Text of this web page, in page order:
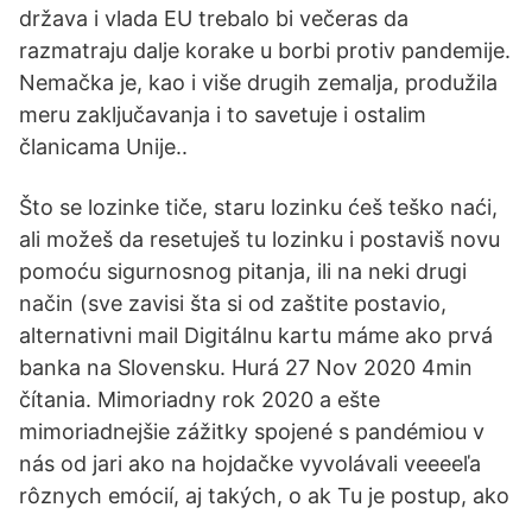
država i vlada EU trebalo bi večeras da
razmatraju dalje korake u borbi protiv pandemije.
Nemačka je, kao i više drugih zemalja, produžila
meru zaključavanja i to savetuje i ostalim
članicama Unije..
Što se lozinke tiče, staru lozinku ćeš teško naći,
ali možeš da resetuješ tu lozinku i postaviš novu
pomoću sigurnosnog pitanja, ili na neki drugi
način (sve zavisi šta si od zaštite postavio,
alternativni mail Digitálnu kartu máme ako prvá
banka na Slovensku. Hurá 27 Nov 2020 4min
čítania. Mimoriadny rok 2020 a ešte
mimoriadnejšie zážitky spojené s pandémiou v
nás od jari ako na hojdačke vyvolávali veeeeľa
rôznych emócií, aj takých, o ak Tu je postup, ako